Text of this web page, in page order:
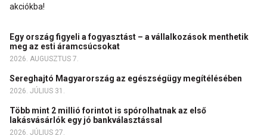
akciókba!
Egy ország figyeli a fogyasztást – a vállalkozások menthetik
meg az esti áramcsúcsokat
2026. AUGUSZTUS 7.
Sereghajtó Magyarország az egészségügy megítélésében
2026. JÚLIUS 31.
Több mint 2 millió forintot is spórolhatnak az első
lakásvásárlók egy jó bankválasztással
2026. JÚLIUS 27.